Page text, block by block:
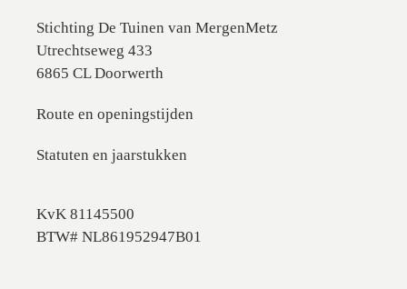
Stichting De Tuinen van MergenMetz
Utrechtseweg 433
6865 CL Doorwerth
Route en openingstijden
Statuten en jaarstukken
KvK 81145500
BTW# NL861952947B01